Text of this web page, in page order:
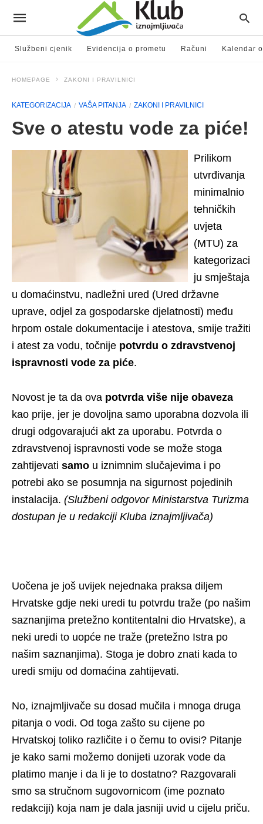
Službeni cjenik Evidencija o prometu Računi Kalendar
HOMEPAGE ZAKONI I PRAVILNICI
KATEGORIZACIJA VAŠA PITANJA ZAKONI I PRAVILNICI
Sve o atestu vode za piće!
Prilikom
utvrđivanja
minimalnio
tehničkih
uvjeta
(MTU) za
kategorizaci
ju smještaja
u domaćinstvu, nadležni ured (Ured državne
uprave, odjel za gospodarske djelatnosti) među
hrpom ostale dokumentacije i atestova, smije tražiti
i atest za vodu, točnije potvrdu o zdravstvenoj
ispravnosti vode za piće.
Novost je ta da ova potvrda više nije obaveza
kao prije, jer je dovoljna samo uporabna dozvola ili
drugi odgovarajući akt za uporabu. Potvrda o
zdravstvenoj ispravnosti vode se može stoga
zahtijevati samo u iznimnim slučajevima i po
potrebi ako se posumnja na sigurnost pojedinih
instalacija. (Službeni odgovor Ministarstva Turizma
dostupan je u redakciji Kluba iznajmljivača)
Uočena je još uvijek nejednaka praksa diljem
Hrvatske gdje neki uredi tu potvrdu traže (po našim
saznanjima pretežno kontitentalni dio Hrvatske), a
neki uredi to uopće ne traže (pretežno Istra po
našim saznanjima). Stoga je dobro znati kada to
uredi smiju od domaćina zahtijevati.
No, iznajmljivače su dosad mučila i mnoga druga
pitanja o vodi. Od toga zašto su cijene po
Hrvatskoj toliko različite i o čemu to ovisi? Pitanje
je kako sami možemo donijeti uzorak vode da
platimo manje i da li je to dostatno? Razgovarali
smo sa stručnom sugovornicom (ime poznato
redakciji) koja nam je dala jasniji uvid u cijelu priču.